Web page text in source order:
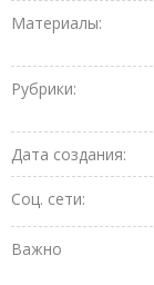
Материалы:
Рубрики:
Дата создания:
Соц. сети:
Важно